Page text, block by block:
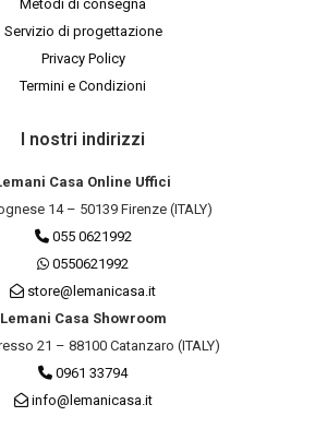
Metodi di consegna
Servizio di progettazione
Privacy Policy
Termini e Condizioni
I nostri indirizzi
Casa Online Uffici
14 – 50139 Firenze (ITALY)
055 0621992
0550621992
store@lemanicasa.it
Lemani Casa Showroom
21 – 88100 Catanzaro (ITALY)
0961 33794
info@lemanicasa.it